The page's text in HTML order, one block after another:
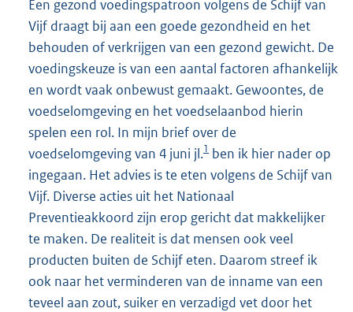
Een gezond voedingspatroon volgens de Schijf van
Vijf draagt bij aan een goede gezondheid en het
behouden of verkrijgen van een gezond gewicht. De
voedingskeuze is van een aantal factoren afhankelijk
en wordt vaak onbewust gemaakt. Gewoontes, de
voedselomgeving en het voedselaanbod hierin
spelen een rol. In mijn brief over de
voedselomgeving van 4 juni jl.1 ben ik hier nader op
ingegaan. Het advies is te eten volgens de Schijf van
Vijf. Diverse acties uit het Nationaal
Preventieakkoord zijn erop gericht dat makkelijker
te maken. De realiteit is dat mensen ook veel
producten buiten de Schijf eten. Daarom streef ik
ook naar het verminderen van de inname van een
teveel aan zout, suiker en verzadigd vet door het